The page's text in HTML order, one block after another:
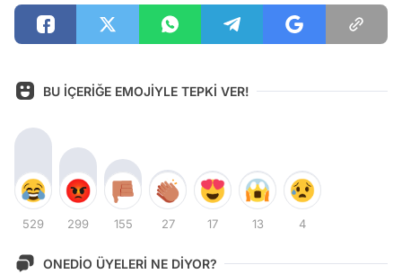
BU İÇERİĞE EMOJİYLE TEPKİ VER!
529 299 155 27 17 13 4
ONEDİO ÜYELERİ NE DİYOR?